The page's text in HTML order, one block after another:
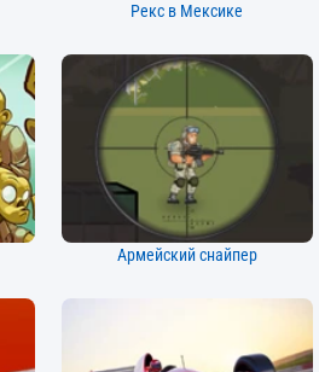
Рекс в Мексике
Армейский снайпер